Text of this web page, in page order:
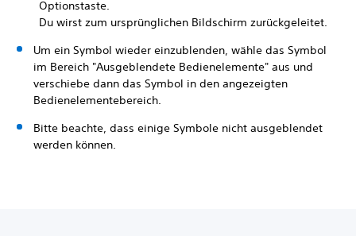
Optionstaste.
Du wirst zum ursprünglichen Bildschirm zurückgeleitet.
Um ein Symbol wieder einzublenden, wähle das Symbol
im Bereich "Ausgeblendete Bedienelemente" aus und
verschiebe dann das Symbol in den angezeigten
Bedienelementebereich.
Bitte beachte, dass einige Symbole nicht ausgeblendet
werden können.